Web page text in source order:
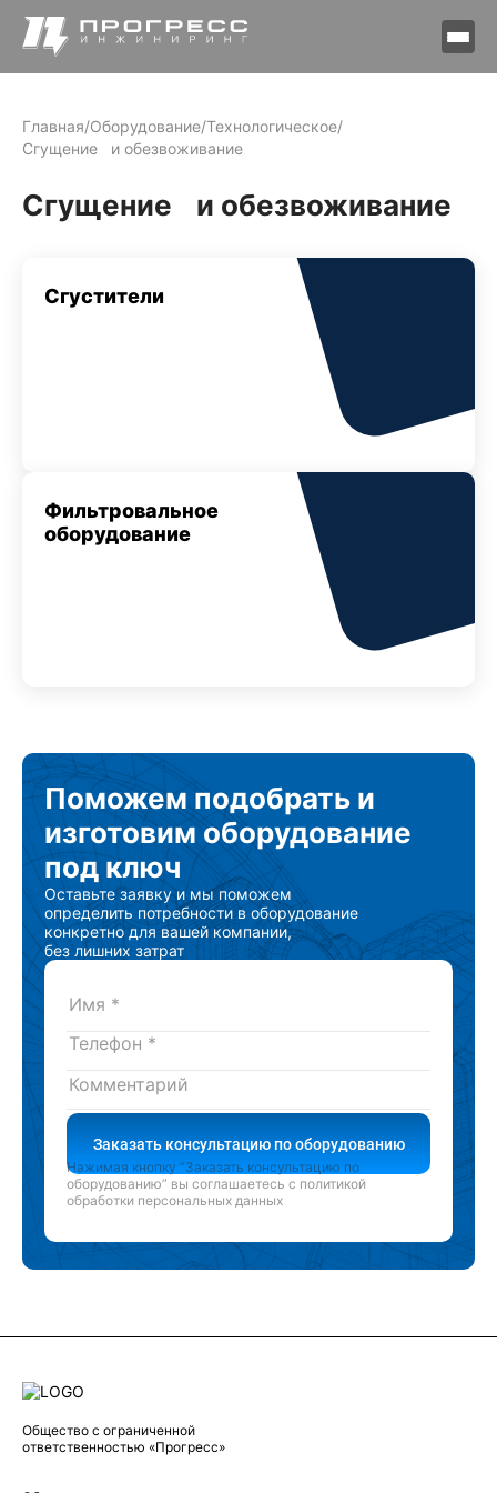
Главная/Оборудование/Технологическое/
Сгущение и обезвоживание
Сгущение и обезвоживание
Сгустители
Фильтровальное
оборудование
Поможем подобрать и
изготовимоборудование
под ключ
Оставьте заявку и мы поможем
определить потребности в оборудование
конкретно для вашей компании,
без лишних затрат
Заказать консультацию по оборудованию
Нажимая кнопку “Заказать консультацию по
оборудованию” вы соглашаетесь с политикой
обработки персональных данных
Общество с ограниченной
ответственностью «Прогресс»